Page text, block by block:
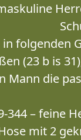
in folgenden
(23 b is
Mann die
344 – feine
mit 2